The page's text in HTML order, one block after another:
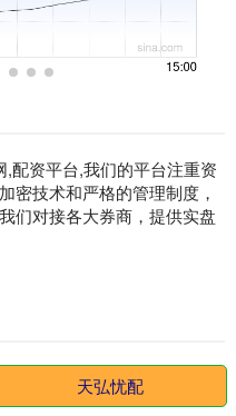
配资平台,我们的平台注重资
密技术和严格的管理制度，
们对接各大券商，提供实盘
天弘忧配